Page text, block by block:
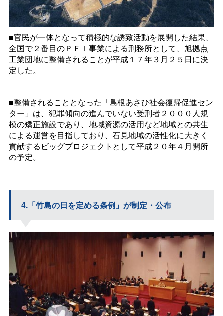
■官民が一体となって積極的な誘致活動を展開した結果、
全国で２番目のＰＦＩ事業による刑務所として、旭拠点
工業団地に整備されることが平成１７年３月２５日に決
定した。
■整備されることとなった「島根あさひ社会復帰促進セン
ター」は、犯罪傾向の進んでいない受刑者２０００人規
模の矯正施設であり、地域資源の活用など地域との共生
による運営を目指しており、石見地域の活性化に大きく
貢献するビッグプロジェクトとして平成２０年４月開所
の予定。
4.「竹島の日を定める条例」が制定・公布